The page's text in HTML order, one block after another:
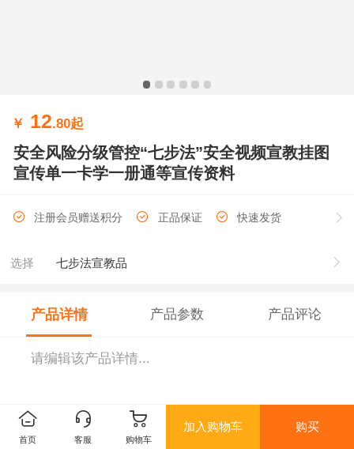
￥ 12.80起
安全风险分级管控“七步法”安全视频宣教挂图
宣传单一卡学一册通等宣传资料
注册会员赠送积分 正品保证 快速发货
选择 七步法宣教品
产品详情 产品参数 产品评论
请编辑该产品详情...
首页 客服 购物车
加入购物车 购买